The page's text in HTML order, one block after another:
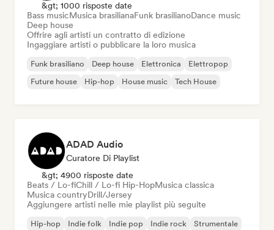
&gt; 1000 risposte date
Bass musicMusica brasilianaFunk brasilianoDance music
Deep house
Offrire agli artisti un contratto di edizione
Ingaggiare artisti o pubblicare la loro musica
Funk brasiliano Deep house Elettronica
Elettropop
Future house
Hip-hop House music Tech House
ADAD Audio
Curatore Di Playlist
&gt; 4900 risposte date
Beats / Lo-fiChill / Lo-fi Hip-HopMusica classica
Musica countryDrill/Jersey
Aggiungere artisti nelle mie playlist più seguite
Hip-hop Indie folk Indie pop Indie rock
Strumentale